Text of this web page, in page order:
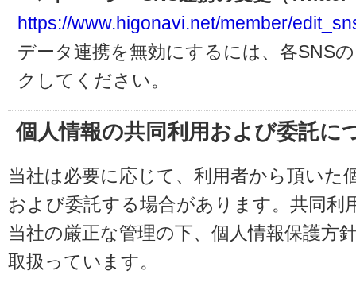
https://www.higonavi.net/member/
データ連携を無効にするには、各SNS
クしてください。
個人情報の共同利用および委託に
当社は必要に応じて、利用者から頂いた
および委託する場合があります。共同利
当社の厳正な管理の下、個人情報保護方
取扱っています。